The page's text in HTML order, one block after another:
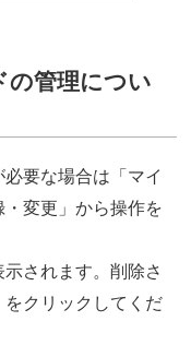
の管理につい
要な場合は「マイ
変更」から操作を
されます。削除さ
クリックしてくだ